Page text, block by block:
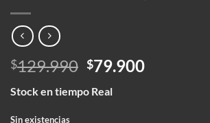
$129.990 El
original
$79.900El
Stock en tiempo Real
Sin existencias